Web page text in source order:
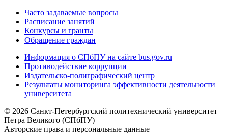
Часто задаваемые вопросы
Расписание занятий
Конкурсы и гранты
Обращение граждан
Информация о СПбПУ на сайте bus.gov.ru
Противодействие коррупции
Издательско-полиграфический центр
Результаты мониторинга эффективности деятельности
университета
© 2026 Санкт-Петербургский политехнический университет
Петра Великого (СПбПУ)
Авторские права и персональные данные